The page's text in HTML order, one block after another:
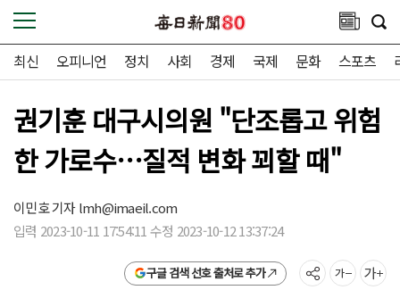
최신 오피니언 정치 사회 경제 국제 문화 스포츠
권기훈 대구시의원 "단조롭고 위험
한 가로수…질적 변화 꾀할 때"
이민호 기자lmh@imaeil.com
입력 2023-10-11 17:54:11 수정 2023-10-12 13:37:24
구글 검색 선호 출처로 추가